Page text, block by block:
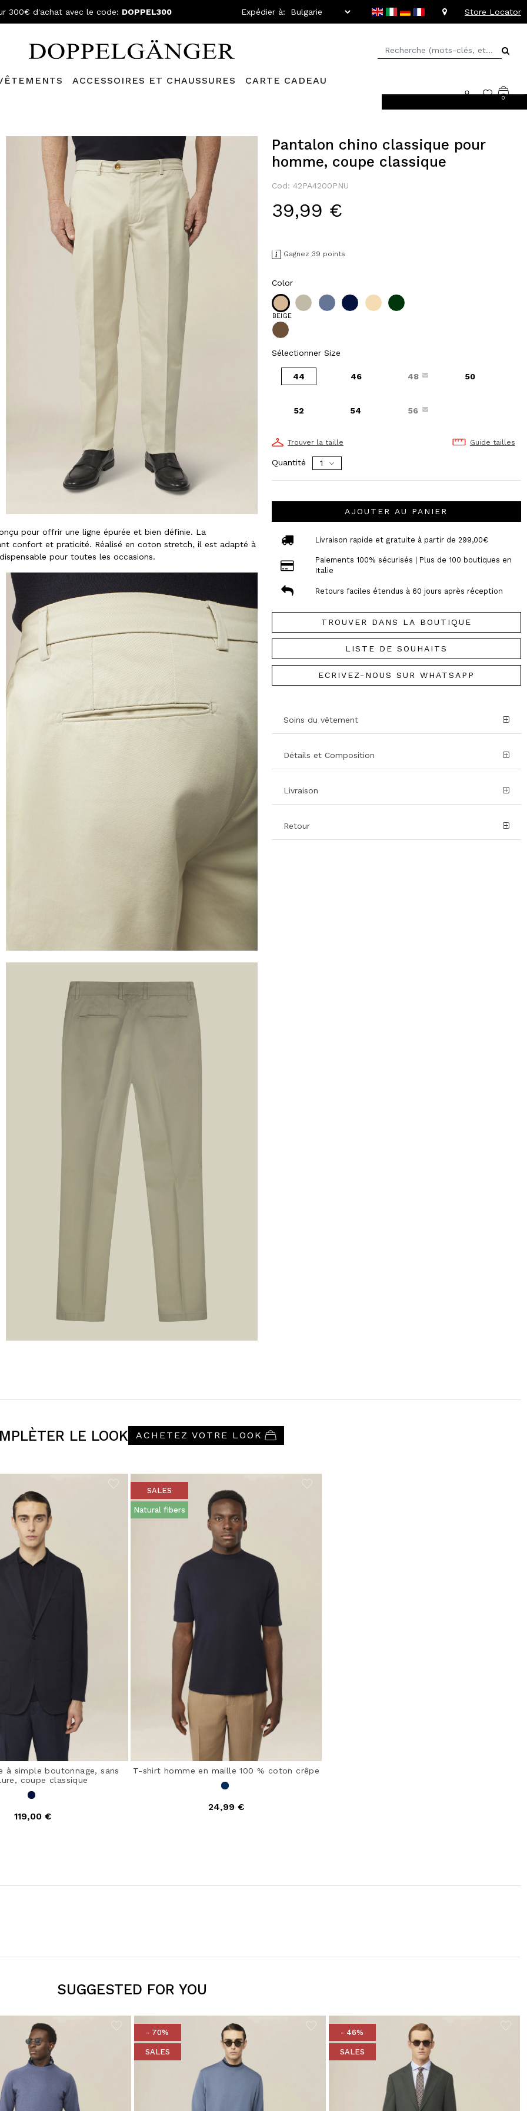
300€ d'achat avec le code: DOPPEL300 Expédier à: Store Locator
ACCESSOIRES ET CHAUSSURES CARTE CADEAU
0
pour offrir une ligne épurée et bien définie. La
confort et praticité. Réalisé en coton stretch, il est adapté à
pour toutes les occasions.
Pantalon chino classique pour
homme, coupe classique
Cod: 42PA4200PNU
39,99 €
Gagnez 39 points
Color
BEIGE
Sélectionner Size
44 46 48 50
52 54 56
Trouver la taille Guide tailles
Quantité
AJOUTER AU PANIER
Livraison rapide et gratuite à partir de 299,00€
Paiements 100% sécurisés | Plus de 100 boutiques en
Italie
Retours faciles étendus à 60 jours après réception
TROUVER DANS LA BOUTIQUE
LISTE DE SOUHAITS
ECRIVEZ-NOUS SUR WHATSAPP
Soins du vêtement
Détails et Composition
Livraison
Retour
LE LOOK ACHETEZ VOTRE LOOK
à simple boutonnage, sans
coupe classique
119,00 €
SALES
Natural fibers
T-shirt homme en maille 100 % coton crêpe
24,99 €
SUGGESTED FOR YOU
- 70%
SALES
- 46%
SALES